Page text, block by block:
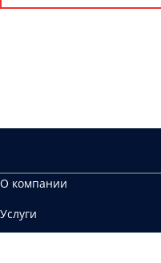
О компании
Услуги